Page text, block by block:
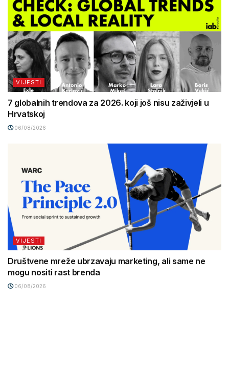
VIJESTI
7 globalnih trendova za 2026. koji još nisu zaživjeli u
Hrvatskoj
06/08/2026
VIJESTI
Društvene mreže ubrzavaju marketing, ali same ne
mogu nositi rast brenda
06/08/2026